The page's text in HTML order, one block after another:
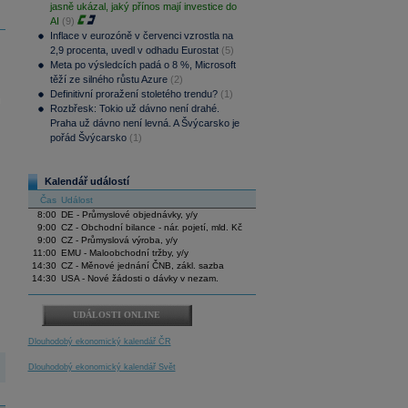
jasně ukázal, jaký přínos mají investice do
AI (9)
Inflace v eurozóně v červenci vzrostla na
2,9 procenta, uvedl v odhadu Eurostat (5)
Meta po výsledcích padá o 8 %, Microsoft
těží ze silného růstu Azure (2)
Definitivní proražení stoletého trendu? (1)
Rozbřesk: Tokio už dávno není drahé.
Praha už dávno není levná. A Švýcarsko je
pořád Švýcarsko (1)
Kalendář událostí
Čas Událost
8:00
DE - Průmyslové objednávky, y/y
9:00 CZ - Obchodní bilance - nár. pojetí, mld. Kč
9:00 CZ - Průmyslová výroba, y/y
11:00
EMU - Maloobchodní tržby, y/y
14:30 CZ - Měnové jednání ČNB, zákl. sazba
14:30 USA - Nové žádosti o dávky v nezam.
UDÁLOSTI ONLINE
Dlouhodobý ekonomický kalendář ČR
Dlouhodobý ekonomický kalendář Svět